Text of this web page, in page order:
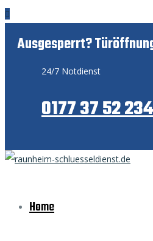
Ausgesperrt?
24/7 Notdienst
0177 37 52 234
Home